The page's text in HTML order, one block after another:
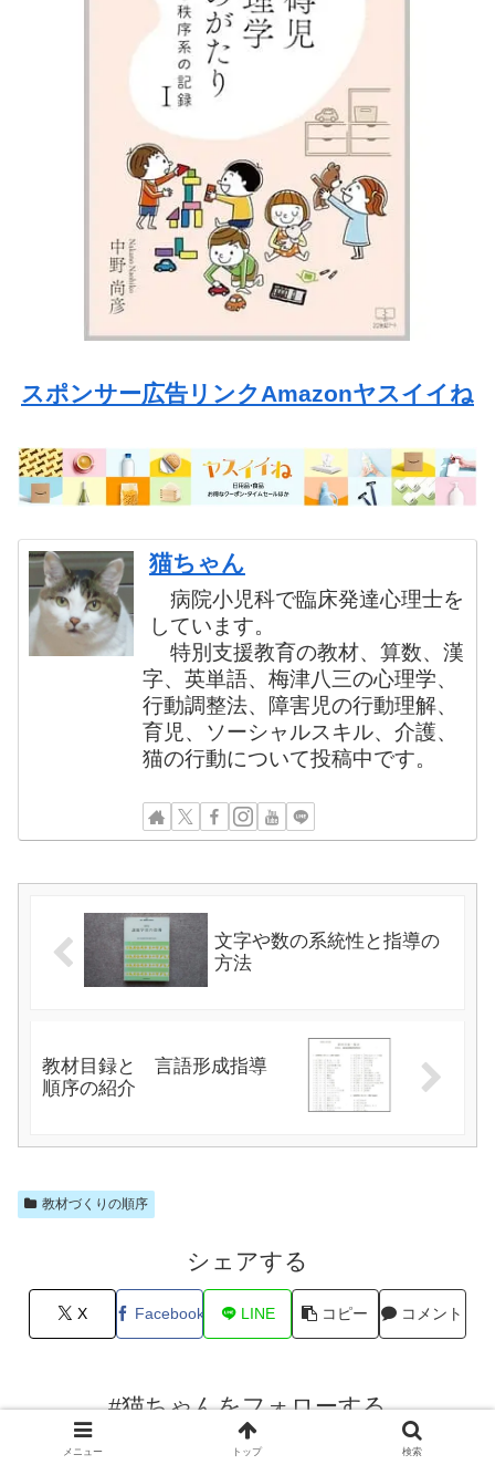
スポンサー広告リンクAmazonヤスイイね
猫ちゃん
病院小児科で臨床発達心理士を
しています。
特別支援教育の教材、算数、漢
字、英単語、梅津八三の心理学、
行動調整法、障害児の行動理解、
育児、ソーシャルスキル、介護、
猫の行動について投稿中です。
文字や数の系統性と指導の
方法
教材目録と 言語形成指導
順序の紹介
教材づくりの順序
シェアする
X Facebook LINE コピー コメント
#猫ちゃんをフォローする
メニュー トップ 検索